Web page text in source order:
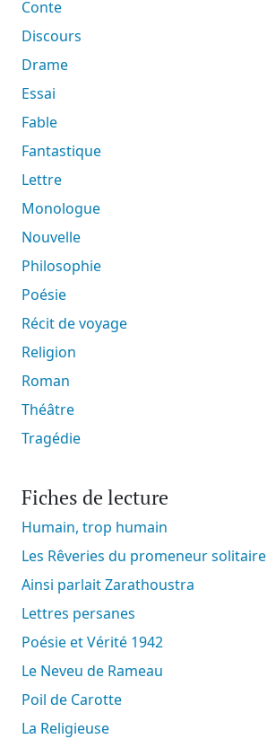
Conte
Discours
Drame
Essai
Fable
Fantastique
Lettre
Monologue
Nouvelle
Philosophie
Poésie
Récit de voyage
Religion
Roman
Théâtre
Tragédie
Fiches de lecture
Humain, trop humain
Les Rêveries du promeneur solitaire
Ainsi parlait Zarathoustra
Lettres persanes
Poésie et Vérité 1942
Le Neveu de Rameau
Poil de Carotte
La Religieuse